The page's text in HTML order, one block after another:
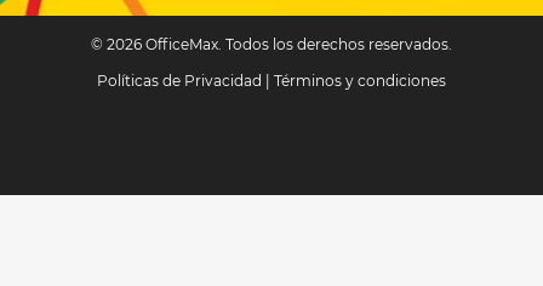
© 2026 OfficeMax. Todos los derechos reservados.
Políticas de Privacidad
Términos y condiciones